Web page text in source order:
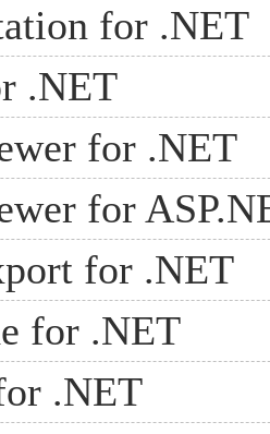
for .NET
.NET
for .NET
for
for .NET
for .NET
.NET